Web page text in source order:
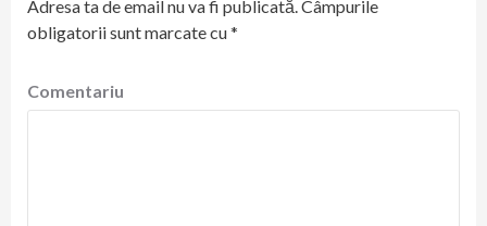
Adresa ta de email nu va fi publicată.Câmpurile
obligatorii sunt marcate cu*
Comentariu